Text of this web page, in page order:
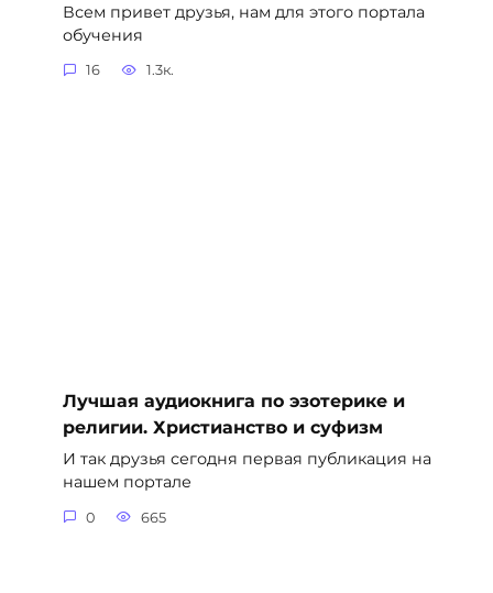
Всем привет друзья, нам для этого портала
обучения
16 1.3к.
Лучшая аудиокнига по эзотерике и
религии. Христианство и суфизм
И так друзья сегодня первая публикация на
нашем портале
0 665